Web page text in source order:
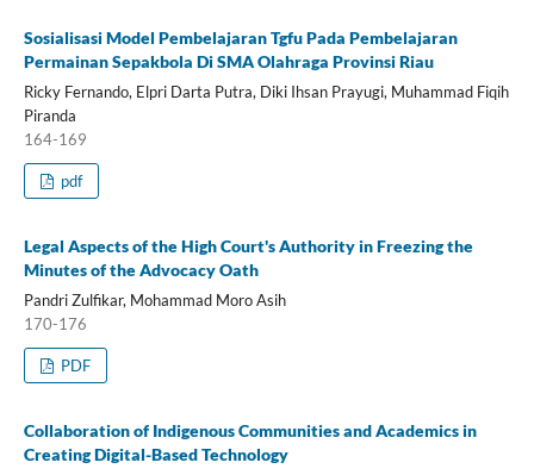
Sosialisasi Model Pembelajaran Tgfu Pada Pembelajaran
Permainan Sepakbola Di SMA Olahraga Provinsi Riau
Ricky Fernando, Elpri Darta Putra, Diki Ihsan Prayugi, Muhammad Fiqih
Piranda
164-169
pdf
Legal Aspects of the High Court's Authority in Freezing the
Minutes of the Advocacy Oath
Pandri Zulfikar, Mohammad Moro Asih
170-176
PDF
Collaboration of Indigenous Communities and Academics in
Creating Digital-Based Technology